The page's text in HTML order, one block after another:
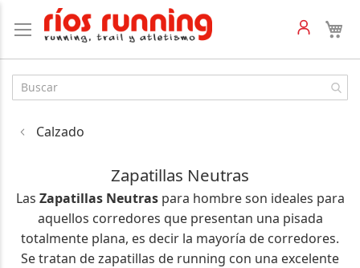
Calzado
Zapatillas Neutras
Las Zapatillas Neutraspara hombre son ideales para
aquellos corredores que presentan una pisada
totalmente plana, es decir la mayoría de corredores.
Se tratan de zapatillas de running con una excelente